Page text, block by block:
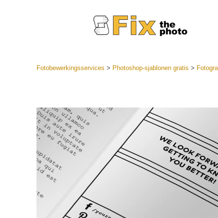
aanbieding
Mobiele
Fotobewerkingsservices > Photoshop-sjablonen gratis >